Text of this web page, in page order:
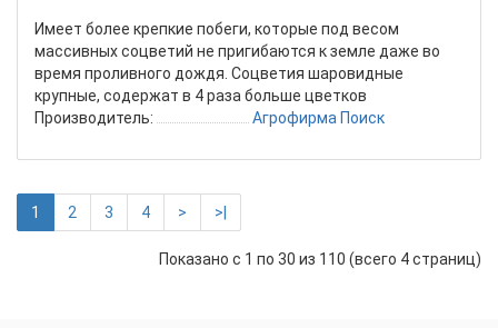
Имеет более крепкие побеги, которые под весом
массивных соцветий не пригибаются к земле даже во
время проливного дождя. Соцветия шаровидные
крупные, содержат в 4 раза больше цветков
Производитель:
Агрофирма Поиск
1 2 3 4 > >|
Показано с 1 по 30 из 110 (всего 4 страниц)